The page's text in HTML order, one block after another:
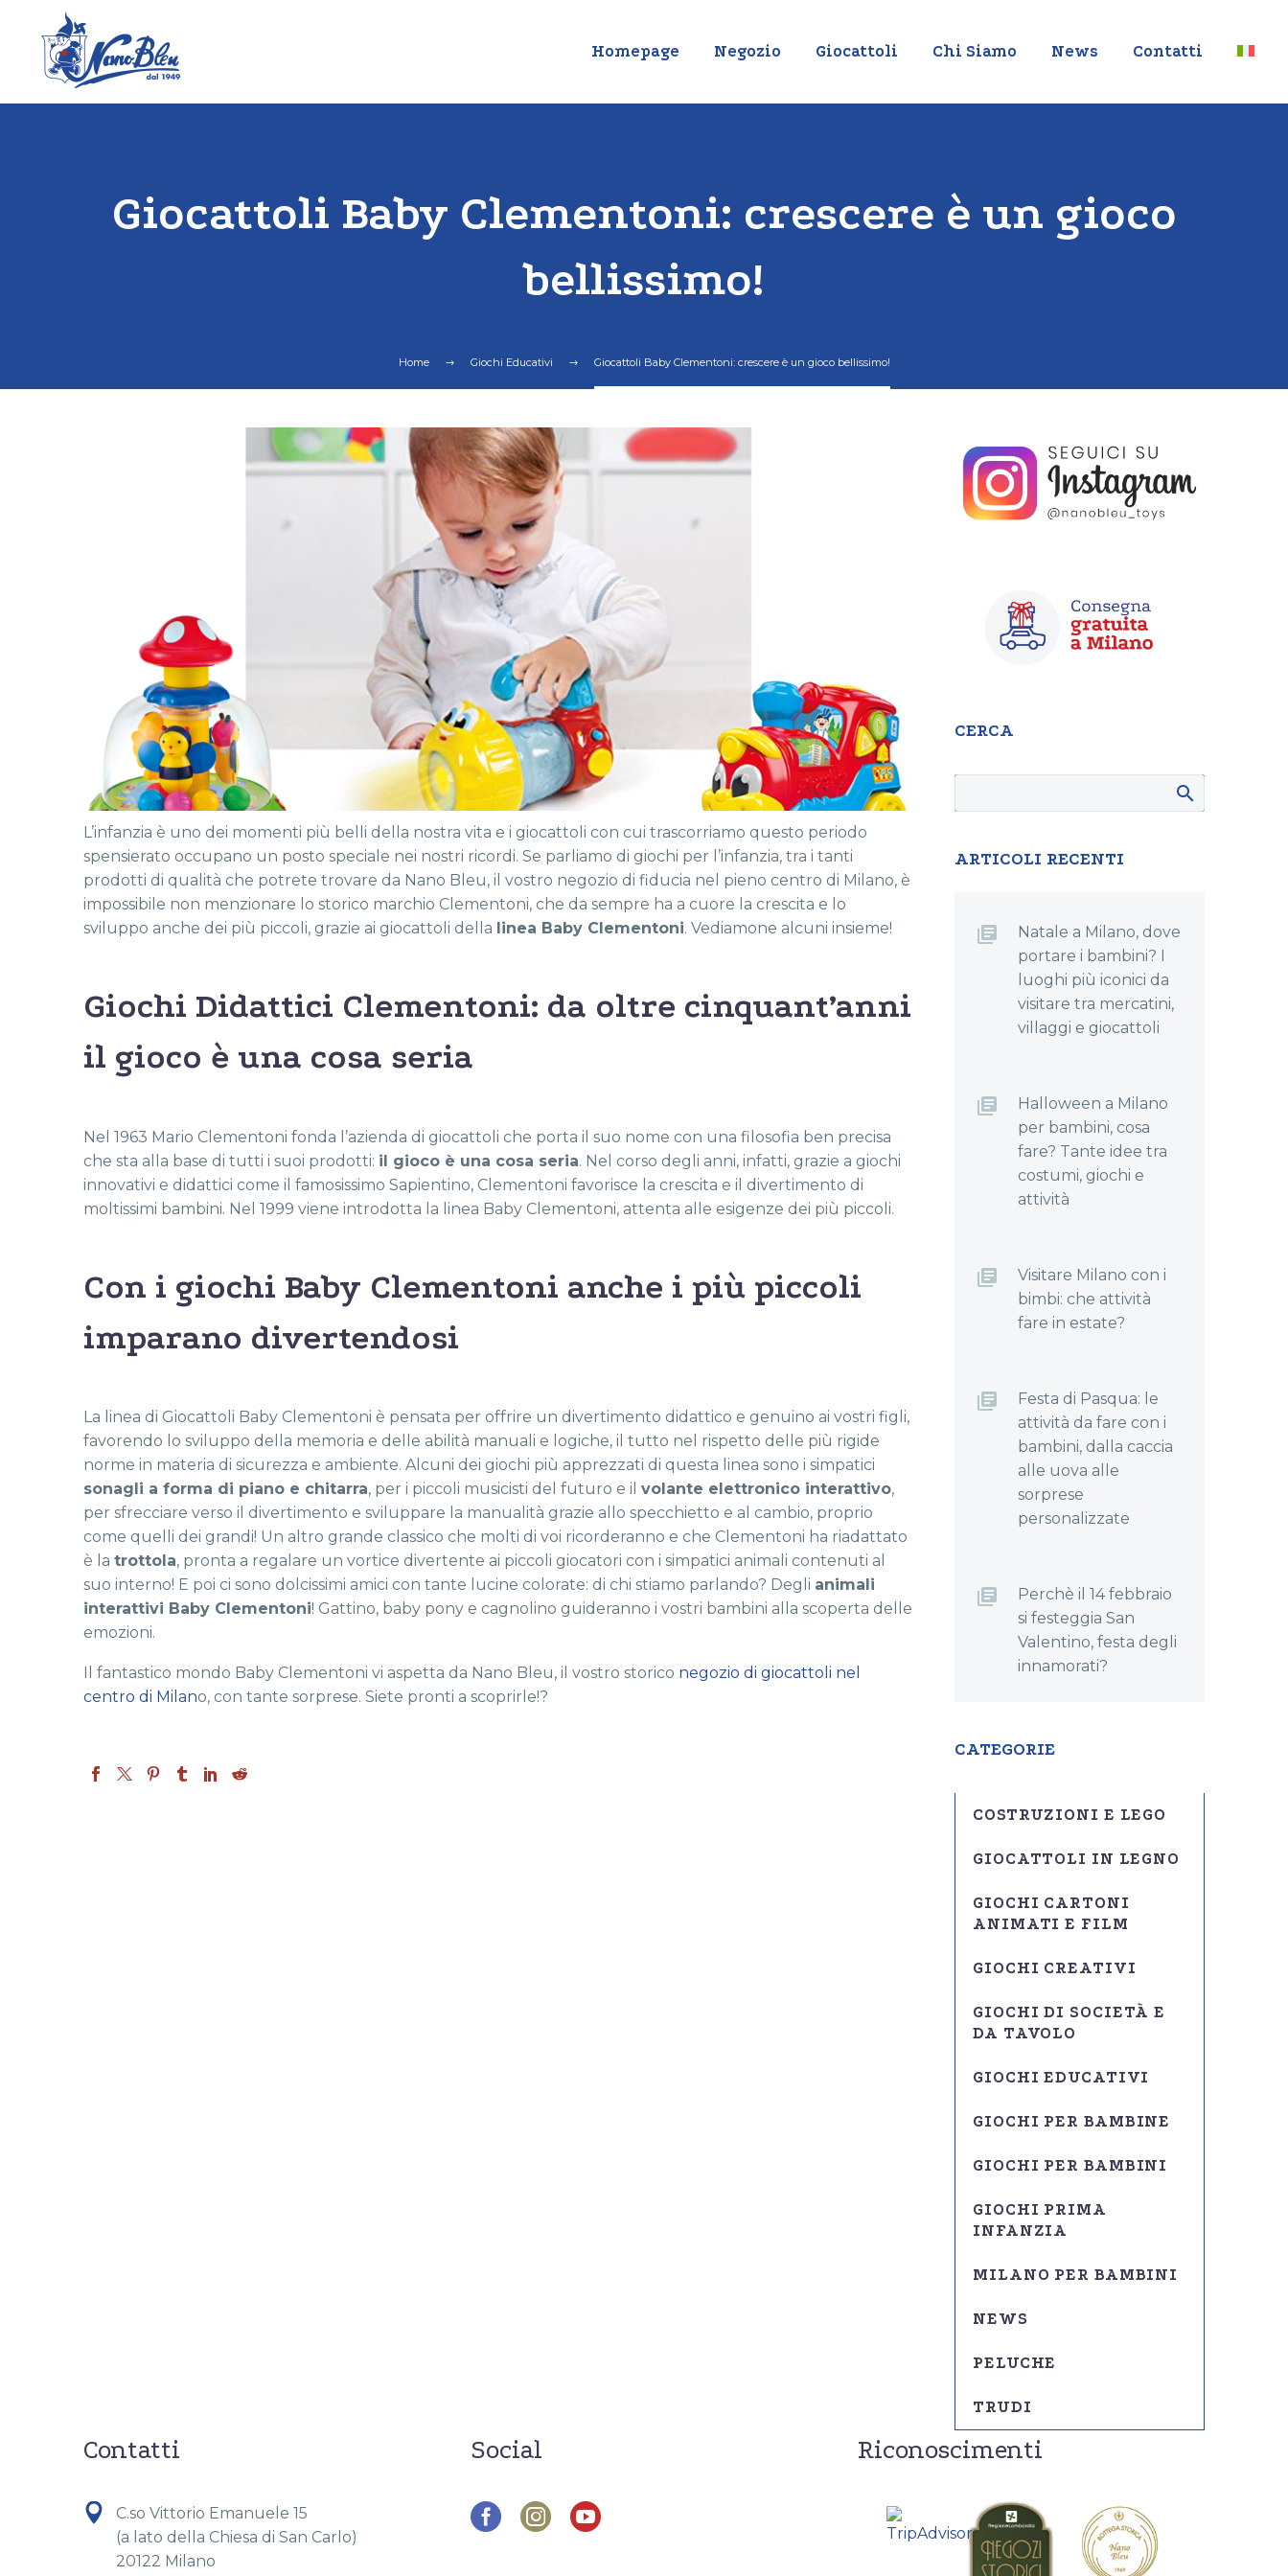
Homepage Negozio Giocattoli Chi Siamo News Contatti
Giocattoli Baby Clementoni: crescere è un gioco
bellissimo!
Home Giochi Educativi Giocattoli Baby Clementoni: crescere è un gioco bellissimo!
L’infanzia è uno dei momenti più belli della nostra vita e i giocattoli con cui trascorriamo questo periodo
spensierato occupano un posto speciale nei nostri ricordi. Se parliamo di giochi per l’infanzia, tra i tanti
prodotti di qualità che potrete trovare da Nano Bleu, il vostro negozio di fiducia nel pieno centro di Milano, è
impossibile non menzionare lo storico marchio Clementoni, che da sempre ha a cuore la crescita e lo
sviluppo anche dei più piccoli, grazie ai giocattoli della linea Baby Clementoni. Vediamone alcuni insieme!
Giochi Didattici Clementoni: da oltre cinquant’anni
il gioco è una cosa seria
Nel 1963 Mario Clementoni fonda l’azienda di giocattoli che porta il suo nome con una filosofia ben precisa
che sta alla base di tutti i suoi prodotti: il gioco è una cosa seria. Nel corso degli anni, infatti, grazie a giochi
innovativi e didattici come il famosissimo Sapientino, Clementoni favorisce la crescita e il divertimento di
moltissimi bambini. Nel 1999 viene introdotta la linea Baby Clementoni, attenta alle esigenze dei più piccoli.
Con i giochi Baby Clementoni anche i più piccoli
imparano divertendosi
La linea di Giocattoli Baby Clementoni è pensata per offrire un divertimento didattico e genuino ai vostri figli,
favorendo lo sviluppo della memoria e delle abilità manuali e logiche, il tutto nel rispetto delle più rigide
norme in materia di sicurezza e ambiente. Alcuni dei giochi più apprezzati di questa linea sono i simpatici
sonagli a forma di piano e chitarra, per i piccoli musicisti del futuro e il volante elettronico interattivo,
per sfrecciare verso il divertimento e sviluppare la manualità grazie allo specchietto e al cambio, proprio
come quelli dei grandi! Un altro grande classico che molti di voi ricorderanno e che Clementoni ha riadattato
è la trottola, pronta a regalare un vortice divertente ai piccoli giocatori con i simpatici animali contenuti al
suo interno! E poi ci sono dolcissimi amici con tante lucine colorate: di chi stiamo parlando? Degli animali
interattivi Baby Clementoni! Gattino, baby pony e cagnolino guideranno i vostri bambini alla scoperta delle
emozioni.
Il fantastico mondo Baby Clementoni vi aspetta da Nano Bleu, il vostro storico negozio di giocattoli nel
centro di Milano, con tante sorprese. Siete pronti a scoprirle!?
CERCA
ARTICOLI RECENTI
Natale a Milano, dove
portare i bambini? I
luoghi più iconici da
visitare tra mercatini,
villaggi e giocattoli
Halloween a Milano
per bambini, cosa
fare? Tante idee tra
costumi, giochi e
attività
Visitare Milano con i
bimbi: che attività
fare in estate?
Festa di Pasqua: le
attività da fare con i
bambini, dalla caccia
alle uova alle
sorprese
personalizzate
Perchè il 14 febbraio
si festeggia San
Valentino, festa degli
innamorati?
CATEGORIE
COSTRUZIONI E LEGO
GIOCATTOLI IN LEGNO
GIOCHI CARTONI
ANIMATI E FILM
GIOCHI CREATIVI
GIOCHI DI SOCIETÀ E
DA TAVOLO
GIOCHI EDUCATIVI
GIOCHI PER BAMBINE
GIOCHI PER BAMBINI
GIOCHI PRIMA
INFANZIA
MILANO PER BAMBINI
NEWS
PELUCHE
TRUDI
Contatti


C.so Vittorio Emanuele 15
(a lato della Chiesa di San Carlo)
20122 Milano
Social Riconoscimenti